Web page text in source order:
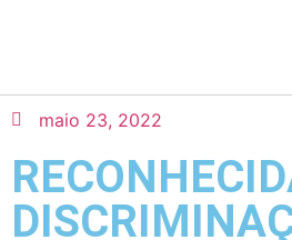
maio 23, 2022